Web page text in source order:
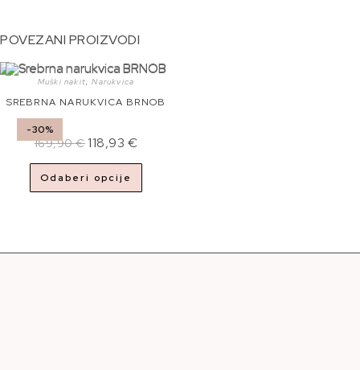
POVEZANI PROIZVODI
-30%
Muški nakit,Narukvica
SREBRNA NARUKVICA BRNOB
169,90€118,93 €
Odaberi opcije